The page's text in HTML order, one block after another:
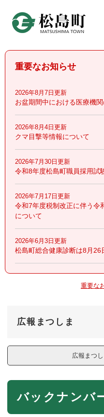
頭
重要なお知らせ
2026年8月7日更新
お盆期間中における医療機
2026年8月4日更新
クマ目撃等情報について
2026年7月30日更新
令和8年度松島町職員採用試
2026年7月17日更新
令和7年度税制改正に伴う令
について
2026年6月3日更新
松島町総合健康診断は8月26
重要な
広報まつしま
広報まつ
本
バックナンバ